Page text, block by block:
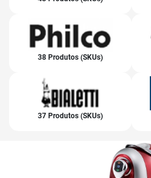
38 Produtos (SKUs)
37 Produtos (SKUs)